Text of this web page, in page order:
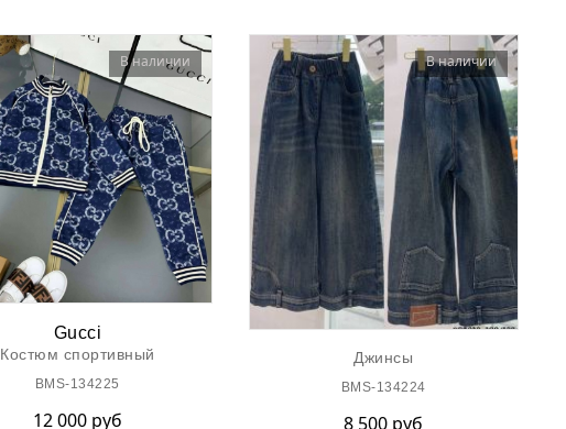
В наличии
Gucci
Костюм спортивный
BMS-134225
12 000 руб
В наличии
Джинсы
BMS-134224
8 500 руб